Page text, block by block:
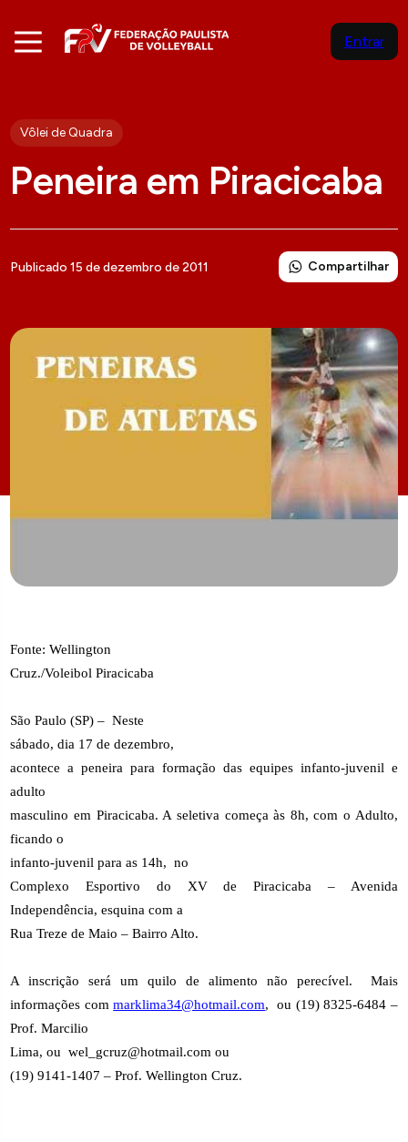
Entrar
Vôlei de Quadra
Peneira em Piracicaba
Publicado 15 de dezembro de 2011 Compartilhar
Fonte: Wellington
Cruz./Voleibol Piracicaba
São Paulo (SP) – Neste
sábado, dia 17 de dezembro,
acontece a peneira para formação das equipes infanto-juvenil e
adulto
masculino em Piracicaba. A seletiva começa às 8h, com o Adulto,
ficando o
infanto-juvenil para as 14h, no
Complexo Esportivo do XV de Piracicaba – Avenida
Independência, esquina com a
Rua Treze de Maio – Bairro Alto.
A inscrição será um quilo de alimento não perecível.
Mais
informações commarklima34@hotmail.com,
ou (19) 8325-6484 –
Prof. Marcilio
Lima, ou wel_gcruz@hotmail.com ou
(19) 9141-1407 – Prof. Wellington Cruz.